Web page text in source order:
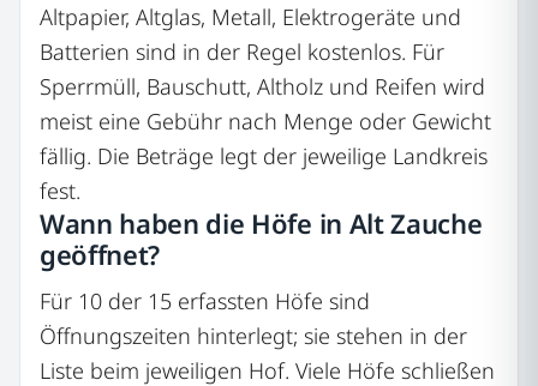
Altpapier, Altglas, Metall, Elektrogeräte und
Batterien sind in der Regel kostenlos. Für
Sperrmüll, Bauschutt, Altholz und Reifen wird
meist eine Gebühr nach Menge oder Gewicht
fällig. Die Beträge legt der jeweilige Landkreis
fest.
Wann haben die Höfe in Alt Zauche
geöffnet?
Für 10 der 15 erfassten Höfe sind
Öffnungszeiten hinterlegt; sie stehen in der
Liste beim jeweiligen Hof. Viele Höfe schließen